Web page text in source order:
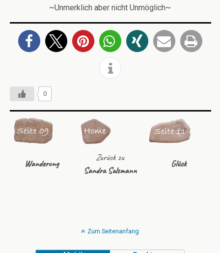
~Unmerklich aber nicht Unmöglich~
0
Wanderung
Zurück zu
Sandra Salzmann
Glück
Zum Seitenanfang